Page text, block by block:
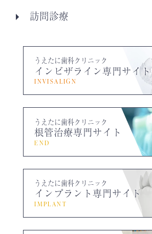
訪問診療
うえたに歯科クリニック
インビザライン専門サイト
INVISALIGN
うえたに歯科クリニック
根管治療専門サイト
END
うえたに歯科クリニック
インプラント専門サイト
IMPLANT